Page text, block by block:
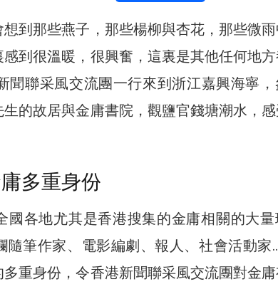
想到那些燕子，那些楊柳與杏花，那些微
到很溫暖，很興奮，這裏是其他任何地
聞聯采風交流團一行來到浙江嘉興海寧
的故居與金庸書院，觀鹽官錢塘潮水，
多重身份
國各地尤其是香港搜集的金庸相關的大量
隨筆作家、電影編劇、報人、社會活動家
重身份，令香港新聞聯采風交流團對金